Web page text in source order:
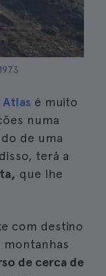
Atlas é muito
numa
de uma
terá a
que lhe
com destino
montanhas
de cerca de